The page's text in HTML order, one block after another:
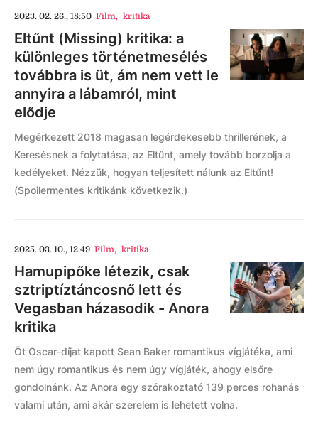
2023. 02. 26., 18:50 Film, kritika
Eltűnt (Missing) kritika: a
különleges történetmesélés
továbbra is üt, ám nem vett le
annyira a lábamról, mint
elődje
Megérkezett 2018 magasan legérdekesebb thrillerének, a
Keresésnek a folytatása, az Eltűnt, amely tovább borzolja a
kedélyeket. Nézzük, hogyan teljesített nálunk az Eltűnt!
(Spoilermentes kritikánk következik.)
2025. 03. 10., 12:49 Film, kritika
Hamupipőke létezik, csak
sztriptíztáncosnő lett és
Vegasban házasodik - Anora
kritika
Öt Oscar-díjat kapott Sean Baker romantikus vígjátéka, ami
nem úgy romantikus és nem úgy vígjáték, ahogy elsőre
gondolnánk. Az Anora egy szórakoztató 139 perces rohanás
valami után, ami akár szerelem is lehetett volna.